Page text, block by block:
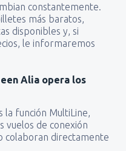
constantemente.
más baratos,
disponibles y, si
le informaremos
Alia opera los
función MultiLine,
vuelos de conexión
colaboran directamente